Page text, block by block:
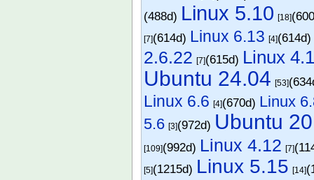
(488d) Linux 5.10 [18]
[7](614d) Linux 6.13 [4]
2.6.22 [7](615d) Linux
Ubuntu 24.04 [53]
Linux 6.6 [4](670d) Linux
5.6 [3](972d) Ubuntu
[109](992d) Linux 4.12 [7]
[5](1215d) Linux 5.15 [14]